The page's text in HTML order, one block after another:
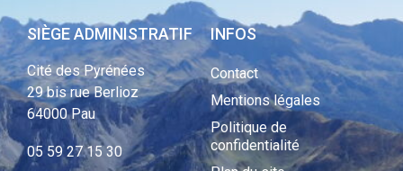
SIÈGE ADMINISTRATIF
Cité des Pyrénées
29 bis rue Berlioz
64000 Pau
05 59 27 15 30
INFOS
Contact
Mentions légales
Politique de
confidentialité